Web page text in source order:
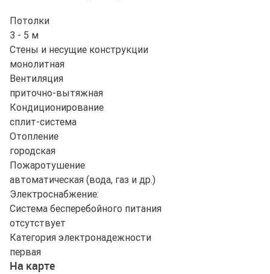
Потолки
3 - 5 м
Стены и несущие конструкции
монолитная
Вентиляция
приточно-вытяжная
Кондиционирование
сплит-система
Отопление
городская
Пожаротушение
автоматическая (вода, газ и др.)
Электроснабжение:
Система бесперебойного питания
отсутствует
Категория электронадежности
первая
На карте